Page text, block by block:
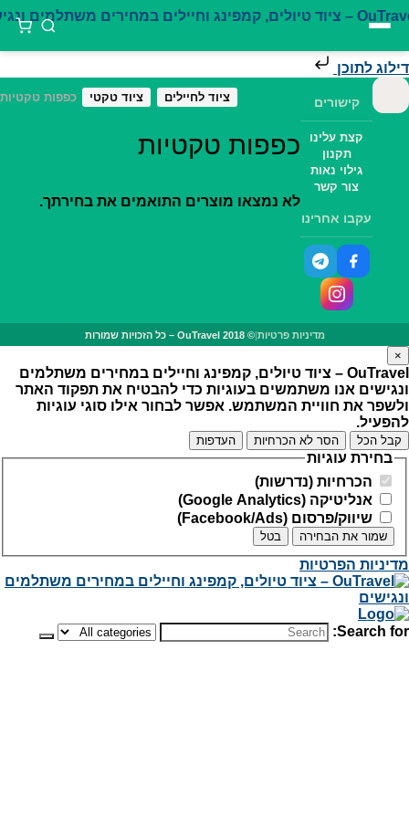
דילוג לתוכן
ציוד לחיילים ציוד טקטי כפפות טקטיות
כפפות טקטיות
לא נמצאו מוצרים התואמים את בחירתך.
קישורים
קצת עלינו
תקנון
גילוי נאות
צור קשר
עקבו אחרינו
מדיניות פרטיות|© OuTravel 2018 – כל הזכויות שמורות
×
OuTravel – ציוד טיולים, קמפינג וחיילים במחירים משתלמים
ונגישים אנו משתמשים בעוגיות כדי להבטיח את תפקוד האתר
ולשפר את חוויית המשתמש. אפשר לבחור אילו סוגי עוגיות
להפעיל.
קבל הכל הסר לא הכרחיות העדפות
בחירת עוגיות
הכרחיות (נדרשות)
אנליטיקה (Google Analytics)
שיווק/פרסום (Facebook/Ads)
שמור את הבחירה בטל
מדיניות הפרטיות
Search for: